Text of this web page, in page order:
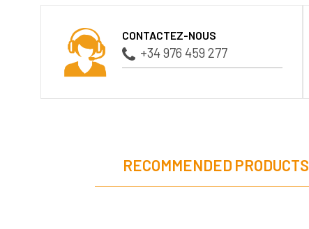
CONTACTEZ-NOUS
+34 976 459 277
RECOMMENDED PRODUCTS